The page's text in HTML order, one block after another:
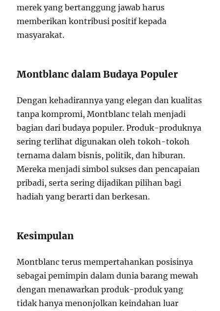
merek yang bertanggung jawab harus
memberikan kontribusi positif kepada
masyarakat.
Montblanc dalam Budaya Populer
Dengan kehadirannya yang elegan dan kualitas
tanpa kompromi, Montblanc telah menjadi
bagian dari budaya populer. Produk-produknya
sering terlihat digunakan oleh tokoh-tokoh
ternama dalam bisnis, politik, dan hiburan.
Mereka menjadi simbol sukses dan pencapaian
pribadi, serta sering dijadikan pilihan bagi
hadiah yang berarti dan berkesan.
Kesimpulan
Montblanc terus mempertahankan posisinya
sebagai pemimpin dalam dunia barang mewah
dengan menawarkan produk-produk yang
tidak hanya menonjolkan keindahan luar